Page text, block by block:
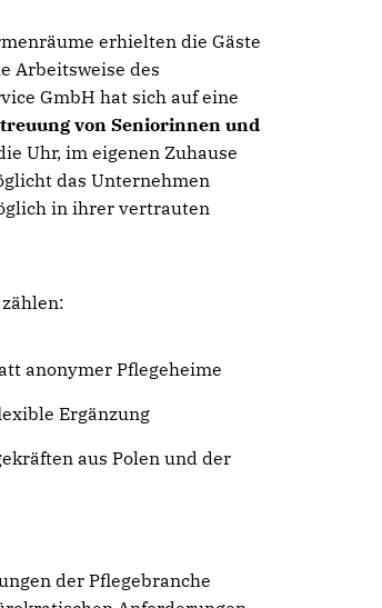
erhielten die Gäste
Arbeitsweise des
GmbH hat sich auf eine
von Seniorinnen und
Uhr, im eigenen Zuhause
das Unternehmen
in ihrer vertrauten
anonymer Pflegeheime
Ergänzung
aus Polen und der
der Pflegebranche